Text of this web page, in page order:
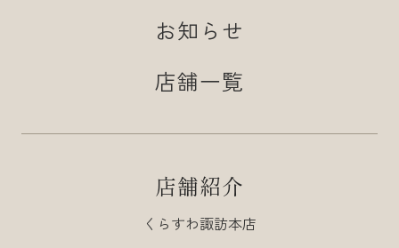
お知らせ
店舗一覧
店舗紹介
くらすわ諏訪本店